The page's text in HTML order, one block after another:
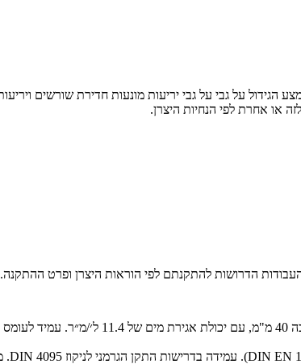
או אחרת לפי הנחיות היצרן.
הדרושות להתקנתם לפי הוראות היצרן ופרט ההתקנה.